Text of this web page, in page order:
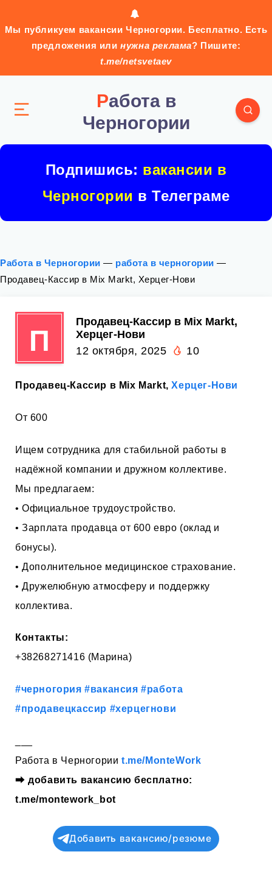
Мы публикуем вакансии Черногории. Бесплатно. Есть
предложения илинужна реклама? Пишите:
t.me/netsvetaev
Работа в
Черногории
Подпишись: вакансии в
Черногории в Телеграме
Работа в Черногории — работа в черногории —
Продавец-Кассир в Mix Markt, Херцег-Нови
П
Продавец-Кассир в Mix Markt,
Херцег-Нови
12 октября, 2025
10
Продавец-Кассир в Mix Markt,Херцег-Нови
От 600
Ищем сотрудника для стабильной работы в
надёжной компании и дружном коллективе.
Мы предлагаем:
• Официальное трудоустройство.
• Зарплата продавца от 600 евро (оклад и
бонусы).
• Дополнительное медицинское страхование.
• Дружелюбную атмосферу и поддержку
коллектива.
Контакты:
+38268271416 (Марина)
#черногория #вакансия #работа
#продавецкассир #херцегнови
Работа в Черногории t.me/MonteWork
⮕добавить вакансию бесплатно:
t.me/montework_bot
Добавить вакансию/резюме